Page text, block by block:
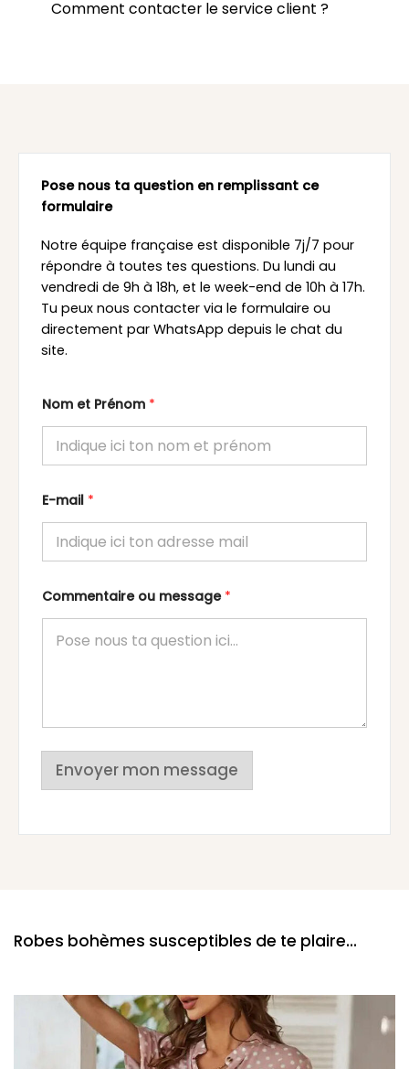
Comment contacter le service client ?
Pose nous ta question en remplissant ce
formulaire
Notre équipe française est disponible 7j/7 pour
répondre à toutes tes questions. Du lundi au
vendredi de 9h à 18h, et le week-end de 10h à 17h.
Tu peux nous contacter via le formulaire ou
directement par WhatsApp depuis le chat du
site.
Nom et Prénom *
E-mail *
Commentaire ou message *
Envoyer mon message
Robes bohèmes susceptibles de te plaire...